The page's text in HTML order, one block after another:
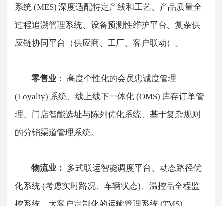
系统 (MES) 深度适配特定产线和工艺、产品质量全
过程追溯管理系统、设备预测性维护平台、复杂供
应链协同平台（供应商、工厂、客户联动）。
​​零售业 ：​​ 高度个性化的会员忠诚度管理
(Loyalty) 系统、线上线下一体化 (OMS) 库存订单管
理、门店智能选址与陈列优化系统、基于复杂规则
的分销渠道管理系统。
​​物流业：​ ​ 多式联运智能调度平台、动态路径优
化系统 (考虑实时路况、车辆状态)、温控品全程监
控系统、大客户定制化的运输管理系统 (TMS)。